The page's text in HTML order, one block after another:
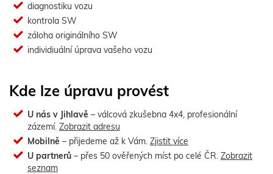
diagnostiku vozu
kontrola SW
záloha originálního SW
individiuální úprava vašeho vozu
Kde lze úpravu provést
U nás v Jihlavě – válcová zkušebna 4x4, profesionální
zázemí. Zobrazit adresu
Mobilně – přijedeme až k Vám. Zjistit více
U partnerů – přes 50 ověřených míst po celé ČR. Zobrazit
seznam